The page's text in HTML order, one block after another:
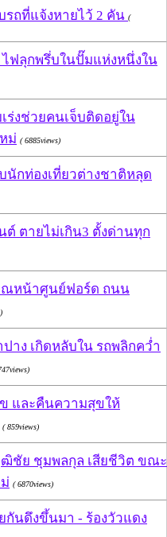
ถที่แจ้งหายไว้ 2 คัน (
ฟลุกพรึ่บในปั๊มแห่งหนึ่งใน
ร่งช่วยคนเจ็บติดอยู่ใน
ม่ ( 6885views)
นักท่องเที่ยวต่างชาติหลุด
ต์ ตายไม่เกิน3 ตั้งด่านทุก
ณหน้าศูนย์ฟอร์ด ถนน
าง เกิดหลับใน รถพลิกคว่ำ
และคืนความสุขให้
( 859views)
ชัย ชุมพลกุล เสียชีวิต ขณะ
( 6870views)
นดึงขึ้นมา - ร้องวัวแดง